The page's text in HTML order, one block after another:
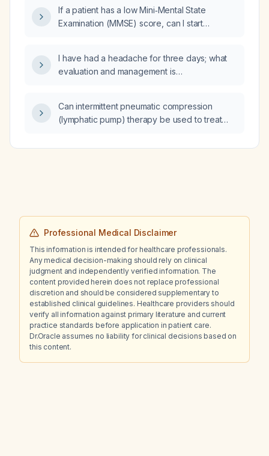
prophylaxis and management of the
anticoagulant?
If a patient has a low Mini‑Mental State
Examination (MMSE) score, can I start
I have had a headache for three days; what
evaluation and management is
Can intermittent pneumatic compression
(lymphatic pump) therapy be used to treat
lymphadenopathy?
Professional Medical Disclaimer
This information is intended for healthcare professionals.
Any medical decision-making should rely on clinical
judgment and independently verified information. The
content provided herein does not replace professional
discretion and should be considered supplementary to
established clinical guidelines. Healthcare providers should
verify all information against primary literature and current
practice standards before application in patient care.
Dr.Oracle assumes no liability for clinical decisions based on
this content.